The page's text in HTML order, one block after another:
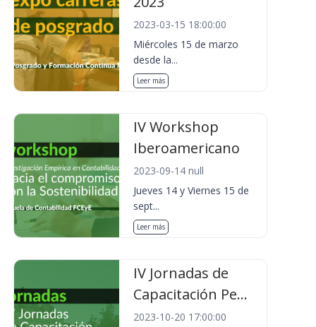
2023-03-15 18:00:00
Miércoles 15 de marzo
desde la...
Leer más
IV Workshop
Iberoamericano
2023-09-14 null
Jueves 14 y Viernes 15 de
sept...
Leer más
IV Jornadas de
Capacitación Pe...
2023-10-20 17:00:00